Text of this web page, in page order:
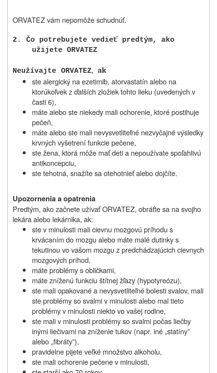
ORVATEZ vám nepomôže schudnúť.
2. Čo potrebujete vedieť predtým, ako
užijete ORVATEZ
Neužívajte ORVATEZ, ak
ste alergický na ezetimib, atorvastatín alebo na
ktorúkoľvek z ďalších zložiek tohto lieku (uvedených v
časti 6),
máte alebo ste niekedy mali ochorenie, ktoré postihuje
pečeň,
máte alebo ste mali nevysvetliteľné nezvyčajné výsledky
krvných vyšetrení funkcie pečene,
ste žena, ktorá môže mať deti a nepoužívate spoľahlivú
antikoncepciu,
ste tehotná, snažíte sa otehotnieť alebo dojčíte.
Upozornenia a opatrenia
Predtým, ako začnete užívať ORVATEZ, obráťte sa na svojho
lekára alebo lekárnika, ak:
ste v minulosti mali cievnu mozgovú príhodu s
krvácaním do mozgu alebo máte malé dutinky s
tekutinou vo vašom mozgu z predchádzajúcich cievnych
mozgových príhod,
máte problémy s obličkami,
máte zníženú funkciu štítnej žľazy (hypotyreózu),
ste mali opakované a nevysvetliteľné bolesti svalov, mali
ste problémy so svalmi v minulosti alebo mal tieto
problémy v minulosti niekto vo vašej rodine,
ste mali v minulosti problémy so svalmi počas liečby
inými liečivami na zníženie tukov (napr. iné „statíny”
alebo „fibráty”),
pravidelne pijete veľké množstvo alkoholu,
ste mali ochorenie pečene v minulosti,